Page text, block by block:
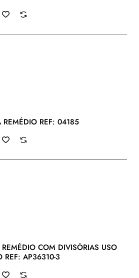
FARMACINHA PORTA REMÉDIO REF: 04185
REMÉDIO COM DIVISÓRIAS USO
REF: AP36310-3